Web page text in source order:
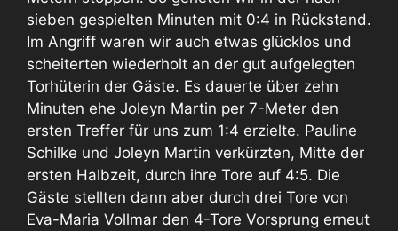
sieben gespielten Minuten mit 0:4 in Rückstand.
Im Angriff waren wir auch etwas glücklos und
scheiterten wiederholt an der gut aufgelegten
Torhüterin der Gäste. Es dauerte über zehn
Minuten ehe Joleyn Martin per 7-Meter den
ersten Treffer für uns zum 1:4 erzielte. Pauline
Schilke und Joleyn Martin verkürzten, Mitte der
ersten Halbzeit, durch ihre Tore auf 4:5. Die
Gäste stellten dann aber durch drei Tore von
Eva-Maria Vollmar den 4-Tore Vorsprung erneut